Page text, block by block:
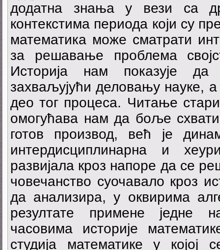
додатна знања у вези са
контекстима периода који су
математика може сматрати
за решавање проблема
Историја нам показује да
захваљујући деловању науке,
део тог процеса. Читање
омогућава нам да боље
готов производ, већ је
интердисциплинарна и
развијала кроз напоре да се
човечанство суочавало кроз
да анализира, у оквирима
резултате примене једне
часовима историје
студија математике у којој